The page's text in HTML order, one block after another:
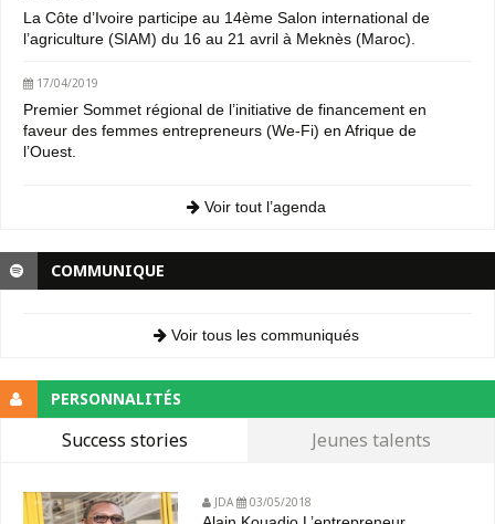
La Côte d’Ivoire participe au 14ème Salon international de
l’agriculture (SIAM) du 16 au 21 avril à Meknès (Maroc).
17/04/2019
Premier Sommet régional de l’initiative de financement en
faveur des femmes entrepreneurs (We-Fi) en Afrique de
l’Ouest.
Voir tout l’agenda
COMMUNIQUE
Voir tous les communiqués
PERSONNALITÉS
Success stories Jeunes talents
JDA 03/05/2018